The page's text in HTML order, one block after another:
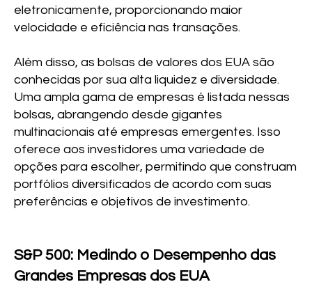
eletronicamente, proporcionando maior
velocidade e eficiência nas transações.
Além disso, as bolsas de valores dos EUA são
conhecidas por sua alta liquidez e diversidade.
Uma ampla gama de empresas é listada nessas
bolsas, abrangendo desde gigantes
multinacionais até empresas emergentes. Isso
oferece aos investidores uma variedade de
opções para escolher, permitindo que construam
portfólios diversificados de acordo com suas
preferências e objetivos de investimento.
S&P 500: Medindo o Desempenho das
Grandes Empresas dos EUA